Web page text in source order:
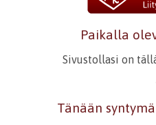
Paikalla
Sivustollasi on
Tänään